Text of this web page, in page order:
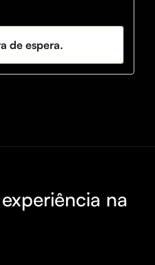
você irá ganhar
uma ferramenta
inteligência
de espera.
na